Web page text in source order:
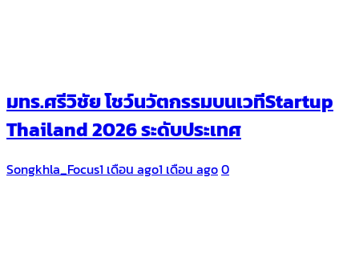
มทร.ศรีวิชัย โชว์นวัตกรรมบนเวทีStartup
Thailand 2026 ระดับประเทศ
Songkhla_Focus1 เดือน ago1 เดือน ago0